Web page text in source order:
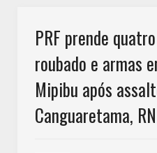
PRF prende
roubado e armas
Mipibu após
Canguaretama, RN